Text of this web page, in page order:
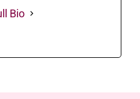
Bio